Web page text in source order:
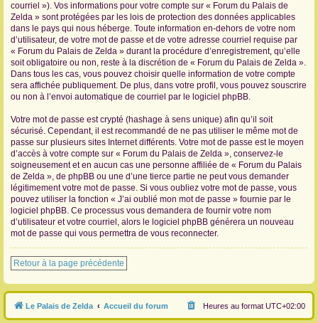
courriel »). Vos informations pour votre compte sur « Forum du Palais de
Zelda » sont protégées par les lois de protection des données applicables
dans le pays qui nous héberge. Toute information en-dehors de votre nom
d’utilisateur, de votre mot de passe et de votre adresse courriel requise par
« Forum du Palais de Zelda » durant la procédure d’enregistrement, qu’elle
soit obligatoire ou non, reste à la discrétion de « Forum du Palais de Zelda ».
Dans tous les cas, vous pouvez choisir quelle information de votre compte
sera affichée publiquement. De plus, dans votre profil, vous pouvez souscrire
ou non à l’envoi automatique de courriel par le logiciel phpBB.
Votre mot de passe est crypté (hashage à sens unique) afin qu’il soit
sécurisé. Cependant, il est recommandé de ne pas utiliser le même mot de
passe sur plusieurs sites Internet différents. Votre mot de passe est le moyen
d’accès à votre compte sur « Forum du Palais de Zelda », conservez-le
soigneusement et en aucun cas une personne affiliée de « Forum du Palais
de Zelda », de phpBB ou une d’une tierce partie ne peut vous demander
légitimement votre mot de passe. Si vous oubliez votre mot de passe, vous
pouvez utiliser la fonction « J’ai oublié mon mot de passe » fournie par le
logiciel phpBB. Ce processus vous demandera de fournir votre nom
d’utilisateur et votre courriel, alors le logiciel phpBB générera un nouveau
mot de passe qui vous permettra de vous reconnecter.
Retour à la page précédente
Le Palais de Zelda Accueil du forum Heures au format UTC+02:00